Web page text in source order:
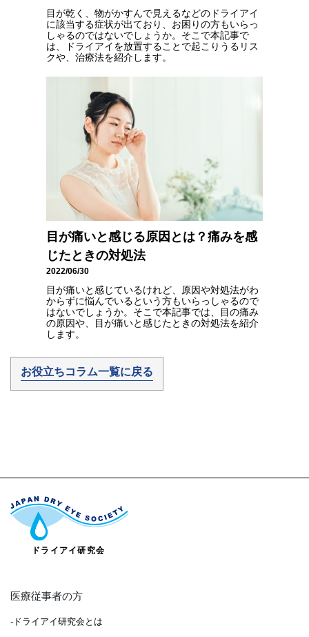
目が乾く、物がかすんで見えるなどのドライアイ
に該当する症状が出ており、お困りの方もいらっ
しゃるのではないでしょうか。そこで本記事で
は、ドライアイを放置することで起こりうるリス
クや、治療法を紹介します。
目が痛いと感じる原因とは？痛みを感
じたときの対処法
2022/06/30
目が痛いと感じているけれど、原因や対処法がわ
からずに悩んでいるという方もいらっしゃるので
はないでしょうか。そこで本記事では、目の痛み
の原因や、目が痛いと感じたときの対処法を紹介
します。
お役立ちコラム一覧に戻る
医療従事者の方
-ドライアイ研究会とは